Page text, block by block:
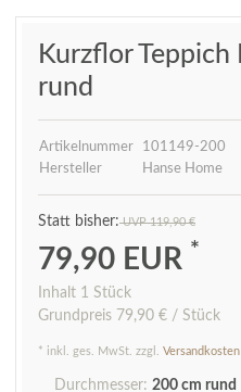
Kurzflor Teppich
rund
Artikelnummer
101149-200
Hersteller
Hanse Home
UVP 119,90 €
79,90 EUR *
Inhalt 1 Stück
Grundpreis 79,90 € / Stück
* inkl. ges. MwSt. zzgl. Versandkosten
Durchmesser: 200 cm rund